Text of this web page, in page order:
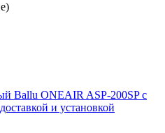
Ballu ONEAIR ASP-200SP с
и установкой